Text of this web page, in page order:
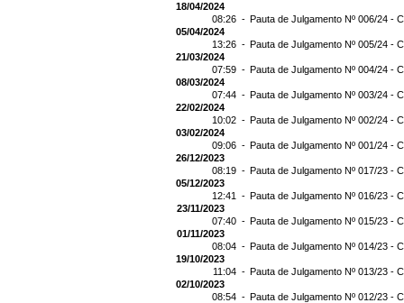
18/04/2024
08:26 - Pauta de Julgamento Nº 006/24 -
05/04/2024
13:26 - Pauta de Julgamento Nº 005/24 -
21/03/2024
07:59 - Pauta de Julgamento Nº 004/24 -
08/03/2024
07:44 - Pauta de Julgamento Nº 003/24 -
22/02/2024
10:02 - Pauta de Julgamento Nº 002/24 -
03/02/2024
09:06 - Pauta de Julgamento Nº 001/24 -
26/12/2023
08:19 - Pauta de Julgamento Nº 017/23 -
05/12/2023
12:41 - Pauta de Julgamento Nº 016/23 -
23/11/2023
07:40 - Pauta de Julgamento Nº 015/23 -
01/11/2023
08:04 - Pauta de Julgamento Nº 014/23 -
19/10/2023
11:04 - Pauta de Julgamento Nº 013/23 -
02/10/2023
08:54 - Pauta de Julgamento Nº 012/23 -